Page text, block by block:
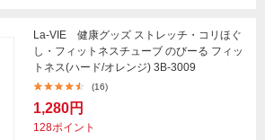
La-VIE 健康グッズ ストレッチ・コリほぐ
し・フィットネスチューブ のびーる フィッ
トネス(ハード/オレンジ) 3B-3009
(16)
1,280円
128ポイント